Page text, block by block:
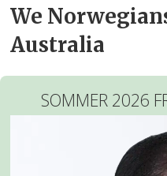
We
Australia
SOMMER 2026